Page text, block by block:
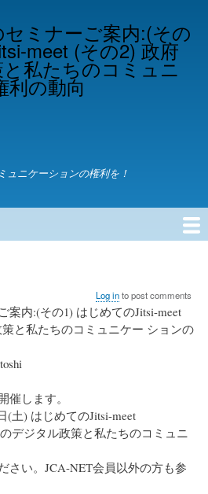
to
main
content
ミナーご案内:(その
meet (その2) 政府
私たちのコミュニ
利の動向
ュニケーションの権利を！
Log into post comments
案内:(その1) はじめてのJitsi-meet
と私たちのコミュニケー ションの
催します。
(土) はじめてのJitsi-meet
デジタル政策と私たちのコミュニ
さい。JCA-NET会員以外の方も参